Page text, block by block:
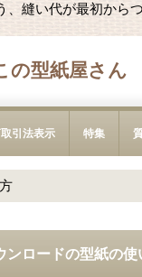
縫い代が最初か
の型紙屋さん
引法表示 特集
ンロードの型紙の使